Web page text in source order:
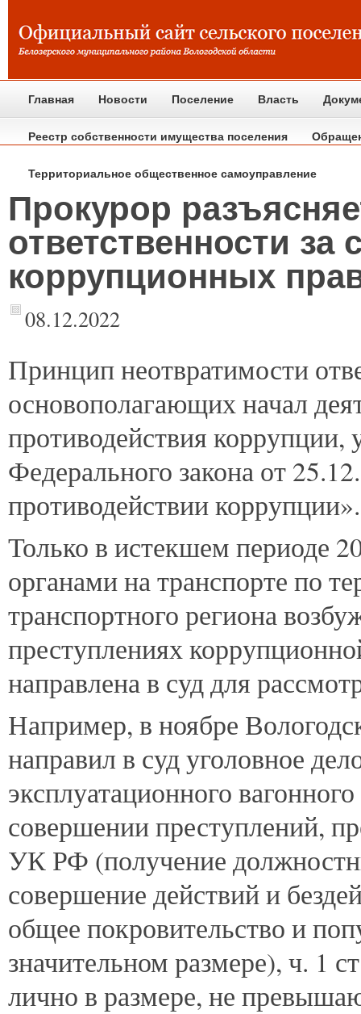
Главная Новости Поселение Власть
Реестр собственности имущества поселения
Территориальное общественное самоуправление
Прокурор
ответственности за
коррупционных
08.12.2022
Принципнеотвратимости
основополагающих начал
противодействия коррупции,
Федерального закона от
противодействии коррупции».
Только в истекшем периоде
органами на транспорте по
транспортного региона
преступлениях
направлена в суд для
Например, в ноябре
направил в суд уголовное
эксплуатационного
совершении преступлений,
УК РФ (получение
совершение действий и
общее покровительство и
значительном размере), ч. 1
лично в размере, не